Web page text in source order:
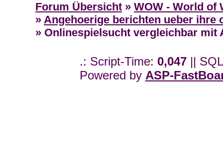
Forum Übersicht » WOW - World of
» Angehoerige berichten ueber ihre
» Onlinespielsucht vergleichbar
.: Script-Time: 0,047||
Powered by ASP-